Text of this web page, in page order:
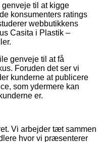
til at kigge
konsumenters ratings
webbutikkens
Casita i Plastik –
genveje til at få
Foruden det ser vi
kunderne at publicere
som ydermere kan
er.
Vi arbejder tæt sammen
hvor vi præsenterer